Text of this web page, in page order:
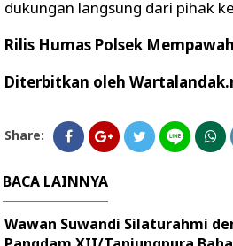
dukungan langsung dari pihak
Rilis Humas Polsek
Diterbitkan oleh
Share:
BACA LAINNYA
Wawan Suwandi Silaturahmi